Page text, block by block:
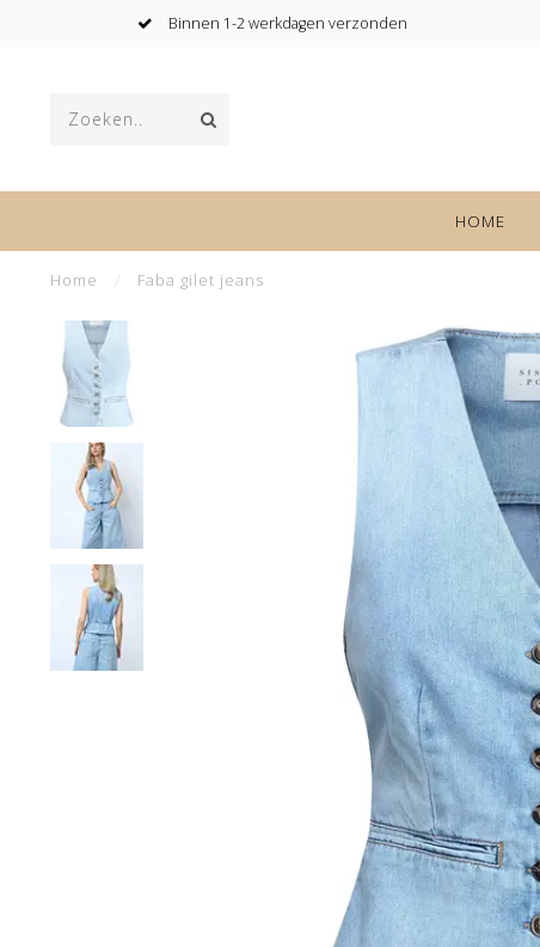
Binnen 1-2 werkdagen verzonden
HOME
Home Faba gilet jeans